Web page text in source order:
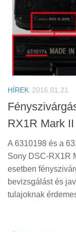
Szoftver
Firmware
Tudástár
Tanácsok
Érdekességek
Helyszíni Riport
E-BB
HÍREK 2016.01.21
RX1R Mark
A 6310198 és a
Sony DSC-RX1R
esetben
bevizsgálást és
tulajoknak